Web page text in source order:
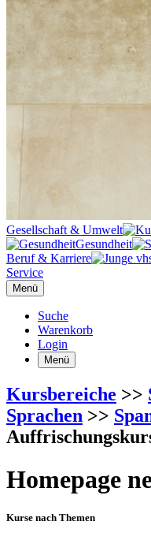
Gesellschaft & Umwelt
Gesundheit
Beruf & Karriere
Service
Menü
Suche
Warenkorb
Login
Menü
Kursbereiche >>
Sprachen >>
Homepage
Kurse nach Themen